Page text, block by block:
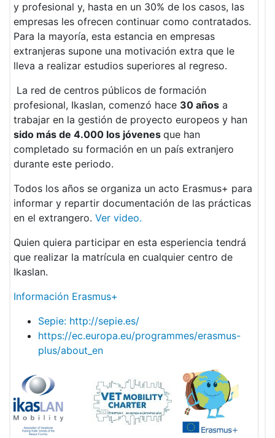
y profesional y, hasta en un 30% de los casos, las
empresas les ofrecen continuar como contratados.
Para la mayoría, esta estancia en empresas
extranjeras supone una motivación extra que le
lleva a realizar estudios superiores al regreso.
La red de centros públicos de formación
profesional, Ikaslan, comenzó hace 30 años a
trabajar en la gestión de proyecto europeos y han
sido más de 4.000 los jóvenes que han
completado su formación en un país extranjero
durante este periodo.
Todos los años se organiza un acto Erasmus+ para
informar y repartir documentación de las prácticas
en el extrangero. Ver video.
Quien quiera participar en esta esperiencia tendrá
que realizar la matrícula en cualquier centro de
Ikaslan.
Información Erasmus+
Sepie: http://sepie.es/
https://ec.europa.eu/programmes/erasmus-
plus/about_en